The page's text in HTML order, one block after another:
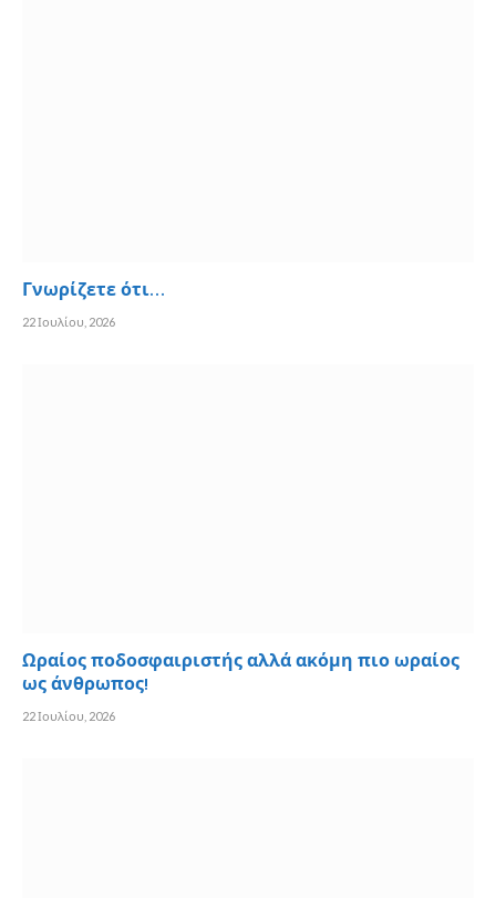
Γνωρίζετε ότι…
22 Ιουλίου, 2026
Ωραίος ποδοσφαιριστής αλλά ακόμη πιο ωραίος
ως άνθρωπος!
22 Ιουλίου, 2026